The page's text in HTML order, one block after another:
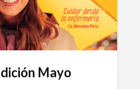
Mayo